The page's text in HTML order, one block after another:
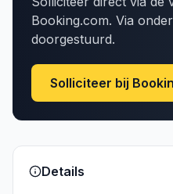
Booking.com. Via
doorgestuurd.
Solliciteer bij
Details